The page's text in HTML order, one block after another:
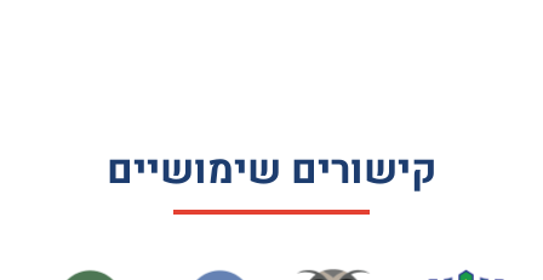
קישורים שימושיים